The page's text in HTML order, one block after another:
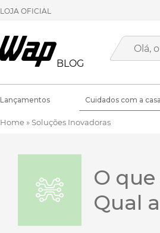
LOJA OFICIAL
BLOG
Lançamentos Cuidados com a casa
Home»Soluções Inovadoras
O
Qual